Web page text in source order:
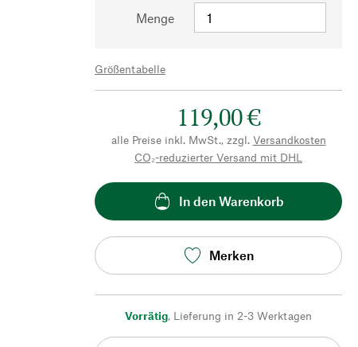
Menge
Größentabelle
119,00 €
alle Preise inkl. MwSt., zzgl. Versandkosten
CO₂-reduzierter Versand mit DHL
In den Warenkorb
Merken
Vorrätig, Lieferung in 2-3 Werktagen